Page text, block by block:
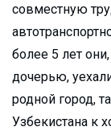
совместную
более 5 лет
дочерью,
родной город,
Узбекистана к